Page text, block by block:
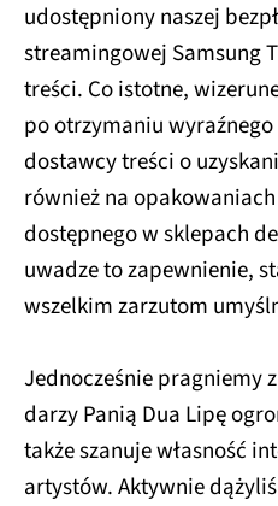
udostępniony naszej
streamingowej Samsung
treści. Co istotne,
po otrzymaniu
dostawcy treści o
również na
dostępnego w sklepach
uwadze to zapewnienie,
wszelkim zarzutom
Jednocześnie pragniemy
darzy Panią Dua Lipę
także szanuje własność
artystów. Aktywnie